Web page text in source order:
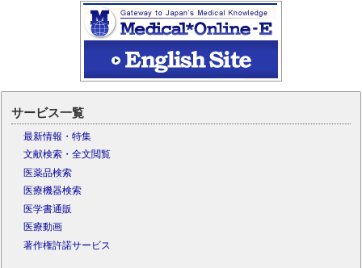
サービス一覧
最新情報・特集
文献検索・全文閲覧
医薬品検索
医療機器検索
医学書通販
医療動画
著作権許諾サービス